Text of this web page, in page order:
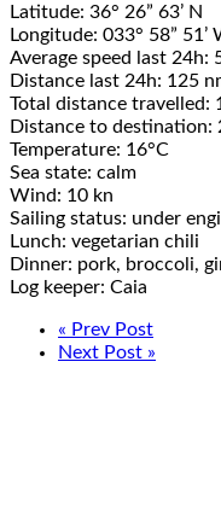
Latitude: 36° 26” 63’ N
Longitude: 033° 58” 51’
Average speed last 24h:
Distance last 24h: 125
Total distance travelled:
Distance to destination:
Temperature: 16°C
Sea state: calm
Wind: 10 kn
Sailing status: under
Lunch: vegetarian chili
Dinner: pork, broccoli,
Log keeper: Caia
« Prev Post
Next Post »